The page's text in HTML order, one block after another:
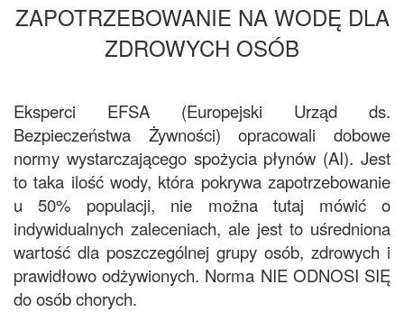
ZAPOTRZEBOWANIE NA WODĘ DLA
ZDROWYCH OSÓB
Eksperci EFSA (Europejski Urząd ds.
Bezpieczeństwa Żywności) opracowali dobowe
normy wystarczającego spożycia płynów (AI). Jest
to taka ilość wody, która pokrywa zapotrzebowanie
u 50% populacji, nie można tutaj mówić o
indywidualnych zaleceniach, ale jest to uśredniona
wartość dla poszczególnej grupy osób, zdrowych i
prawidłowo odżywionych. Norma NIE ODNOSI SIĘ
do osób chorych.